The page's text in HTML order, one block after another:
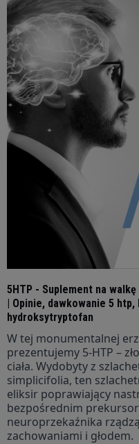
5HTP - Suplement na
| Opinie, dawkowanie 5 htp,
hydroksytryptofan
W tej monumentalnej
prezentujemy 5-HTP –
ciała. Wydobyty z
simplicifolia, ten
eliksir poprawiający
bezpośrednim
neuroprzekaźnika
zachowaniami i głodem.